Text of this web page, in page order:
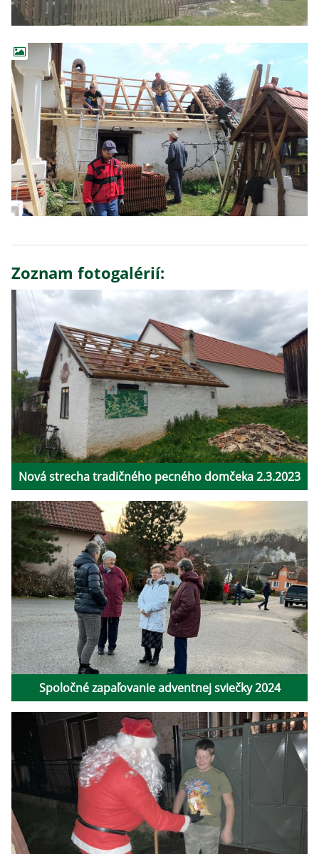
Zoznam fotogalérií:
Nová strecha tradičného pecného domčeka 2.3.2023
Spoločné zapaľovanie adventnej sviečky 2024